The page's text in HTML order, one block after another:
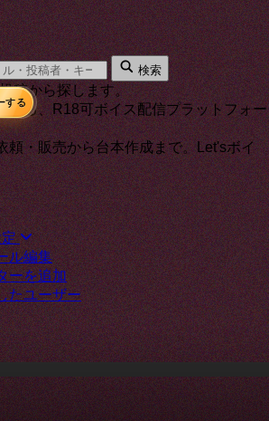
検索
稿から探します。
きる、R18可ボイス配信プラットフォー
頼・販売から台本作成まで。Let'sボイ
定
ル編集
ーを追加
たユーザー
する